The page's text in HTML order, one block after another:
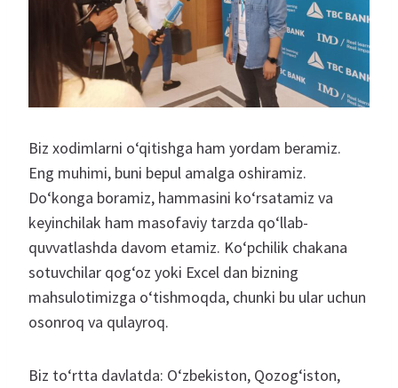
Biz xodimlarni o‘qitishga ham yordam beramiz.
Eng muhimi, buni bepul amalga oshiramiz.
Do‘konga boramiz, hammasini ko‘rsatamiz va
keyinchilak ham masofaviy tarzda qo‘llab-
quvvatlashda davom etamiz. Ko‘pchilik chakana
sotuvchilar qog‘oz yoki Excel dan bizning
mahsulotimizga o‘tishmoqda, chunki bu ular uchun
osonroq va qulayroq.
Biz to‘rtta davlatda: O‘zbekiston, Qozog‘iston,